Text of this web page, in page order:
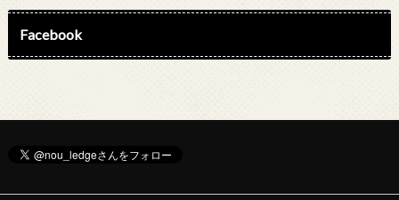
Facebook